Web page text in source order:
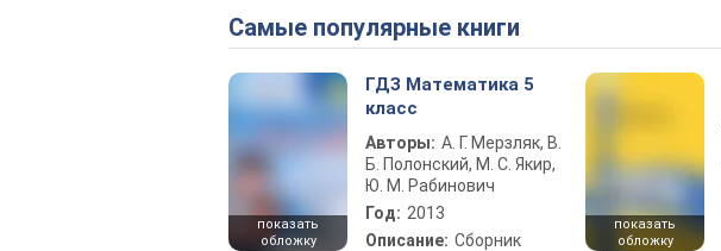
Самые популярные книги
показать
обложку
ГДЗ Математика 5
класс
Авторы: А. Г. Мерзляк, В.
Б. Полонский, М. С. Якир,
Ю. М. Рабинович
Год: 2013
Описание: Сборник
показать
обложку